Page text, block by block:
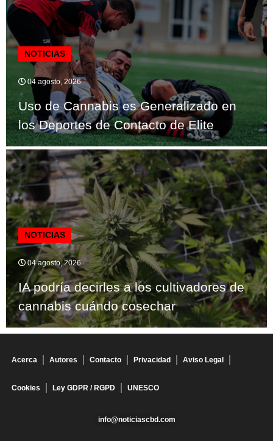
NOTICIAS
04 agosto, 2026
Uso de Cannabis es Generalizado en
los Deportes de Contacto de Elite
NOTICIAS
04 agosto, 2026
IA podría decirles a los cultivadores de
cannabis cuándo cosechar
Acerca Autores Contacto Privacidad Aviso Legal
Cookies Ley GDPR / RGPD UNESCO
info@noticiascbd.com